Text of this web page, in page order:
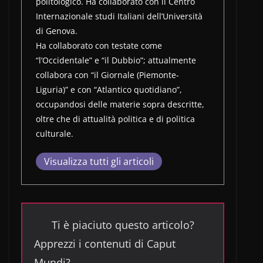
Internazionale studi Italiani dell’Università
di Genova.
Ha collaborato con testate come
“l’Occidentale” e “il Dubbio”; attualmente
collabora con “il Giornale (Piemonte-
Liguria)” e con “Atlantico quotidiano”,
occupandosi delle materie sopra descritte,
oltre che di attualità politica e di politica
culturale.
Visualizza tutti gli articoli
Ti è piaciuto questo articolo?
Apprezzi i contenuti di Caput